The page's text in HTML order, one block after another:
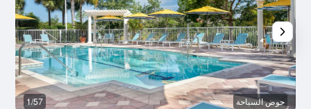
حوض السباحة 1/57